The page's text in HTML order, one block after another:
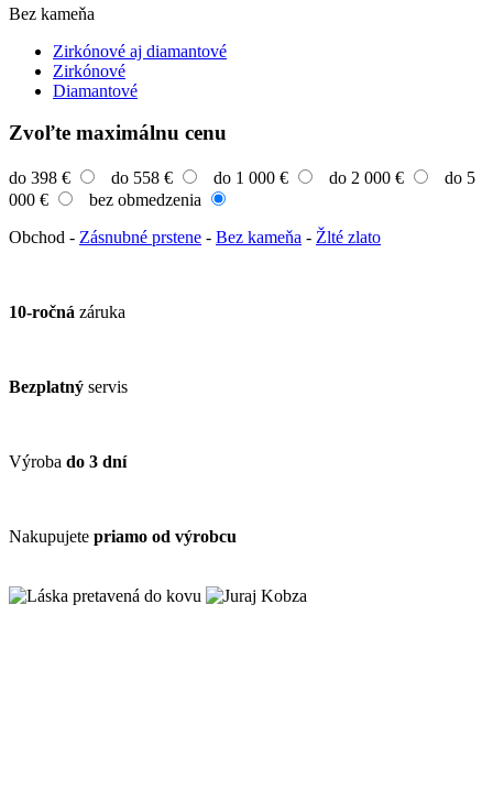
Bez kameňa
Zirkónové aj diamantové
Zirkónové
Diamantové
Zvoľte maximálnu cenu
do 398 € do 558 € do 1 000 € do 2 000 €
do 5
000 €
bez obmedzenia
Obchod - Zásnubné prstene - Bez kameňa - Žlté zlato
10-ročná záruka
Bezplatný servis
Výroba do 3 dní
Nakupujete priamo od výrobcu